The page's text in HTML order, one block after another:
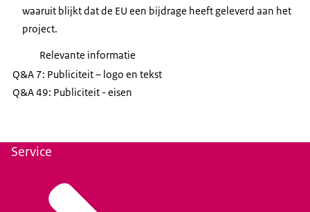
waaruit blijkt dat de EU een bijdrage heeft geleverd aan het
project.
Relevante informatie
Q&A 7: Publiciteit – logo en tekst
Q&A 49: Publiciteit - eisen
Service